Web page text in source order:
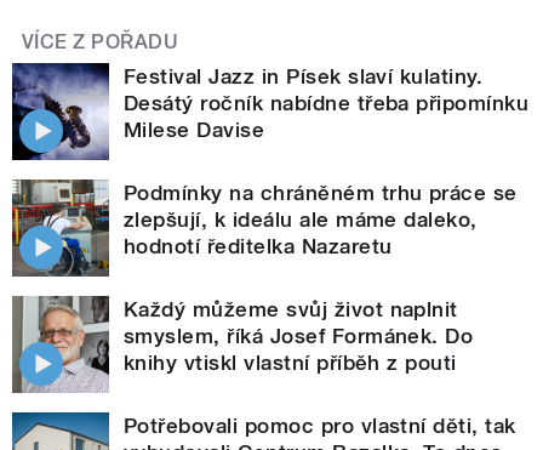
VÍCE Z POŘADU
Festival Jazz in Písek slaví kulatiny.
Desátý ročník nabídne třeba připomínku
Milese Davise
Podmínky na chráněném trhu práce se
zlepšují, k ideálu ale máme daleko,
hodnotí ředitelka Nazaretu
Každý můžeme svůj život naplnit
smyslem, říká Josef Formánek. Do
knihy vtiskl vlastní příběh z pouti
Potřebovali pomoc pro vlastní děti, tak